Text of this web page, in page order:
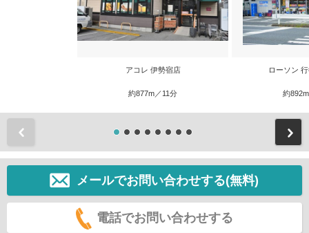
アコレ 伊勢宿店
約877m／11分
ローソン
約
メールでお問い合わせする(無料)
電話でお問い合わせする